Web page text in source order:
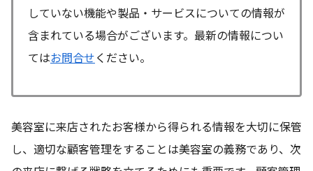
していない機能や製品・サービスについての情報が
含まれている場合がございます。最新の情報につい
てはお問合せください。
美容室に来店されたお客様から得られる情報を大切に保管
し、適切な顧客管理をすることは美容室の義務であり、次